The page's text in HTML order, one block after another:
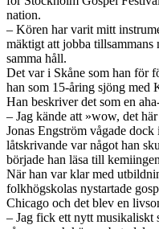
nation.
– Kören har varit mitt
mäktigt att jobba tillsammans
samma håll.
Det var i Skåne som han för
han som 15-åring sjöng med
Han beskriver det som en
– Jag kände att »wow, det
Jonas Engström vågade
låtskrivande var något han
började han läsa till
När han var klar med
folkhögskolas nystartade
Chicago och det blev en
– Jag fick ett nytt musikaliskt